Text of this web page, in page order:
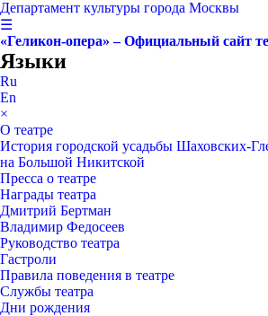
Департамент культуры города Москвы
☰
«Геликон-опера» – Официальный сайт
Языки
Ru
En
×
О театре
История городской усадьбы Шаховских-
на Большой Никитской
Пресса о театре
Награды театра
Дмитрий Бертман
Владимир Федосеев
Руководство театра
Гастроли
Правила поведения в театре
Службы театра
Дни рождения